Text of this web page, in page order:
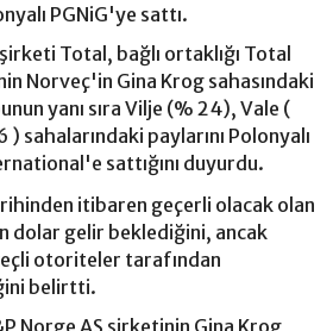
PGNiG'ye sattı.
Total, bağlı ortaklığı Total
Norveç'in Gina Krog sahasındaki
yanı sıra Vilje (% 24), Vale (
sahalarındaki paylarını Polonyalı
sattığını duyurdu.
itibaren geçerli olacak olan
dolar gelir beklediğini, ancak
otoriteler tarafından
belirtti.
Norge AS şirketinin Gina Krog